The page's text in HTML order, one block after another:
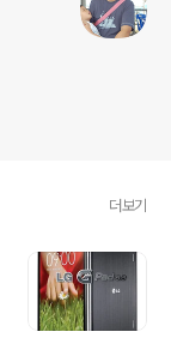
더보기